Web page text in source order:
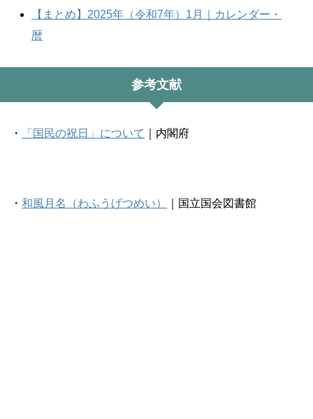
【まとめ】2025年（令和7年）1月｜カレンダー・
暦
参考文献
・ 「国民の祝日」について ｜内閣府
・ 和風月名（わふうげつめい） ｜国立国会図書館